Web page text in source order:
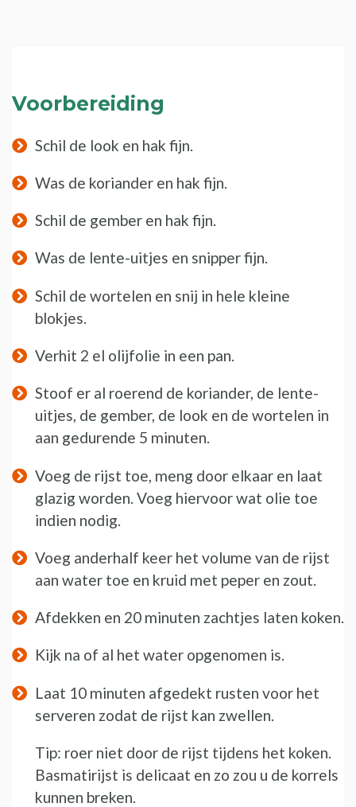
Voorbereiding
Schil de look en hak fijn.
Was de koriander en hak fijn.
Schil de gember en hak fijn.
Was de lente-uitjes en snipper fijn.
Schil de wortelen en snij in hele kleine
blokjes.
Verhit 2 el olijfolie in een pan.
Stoof er al roerend de koriander, de lente-
uitjes, de gember, de look en de wortelen in
aan gedurende 5 minuten.
Voeg de rijst toe, meng door elkaar en laat
glazig worden. Voeg hiervoor wat olie toe
indien nodig.
Voeg anderhalf keer het volume van de rijst
aan water toe en kruid met peper en zout.
Afdekken en 20 minuten zachtjes laten koken.
Kijk na of al het water opgenomen is.
Laat 10 minuten afgedekt rusten voor het
serveren zodat de rijst kan zwellen.
Tip: roer niet door de rijst tijdens het koken.
Basmatirijst is delicaat en zo zou u de korrels
kunnen breken.